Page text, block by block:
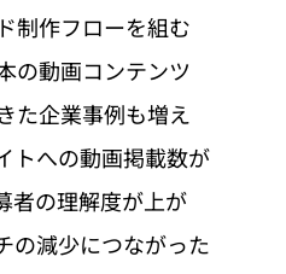
制作フローを組む
の動画コンテンツ
た企業事例も増え
トへの動画掲載数が
者の理解度が上が
の減少につながった